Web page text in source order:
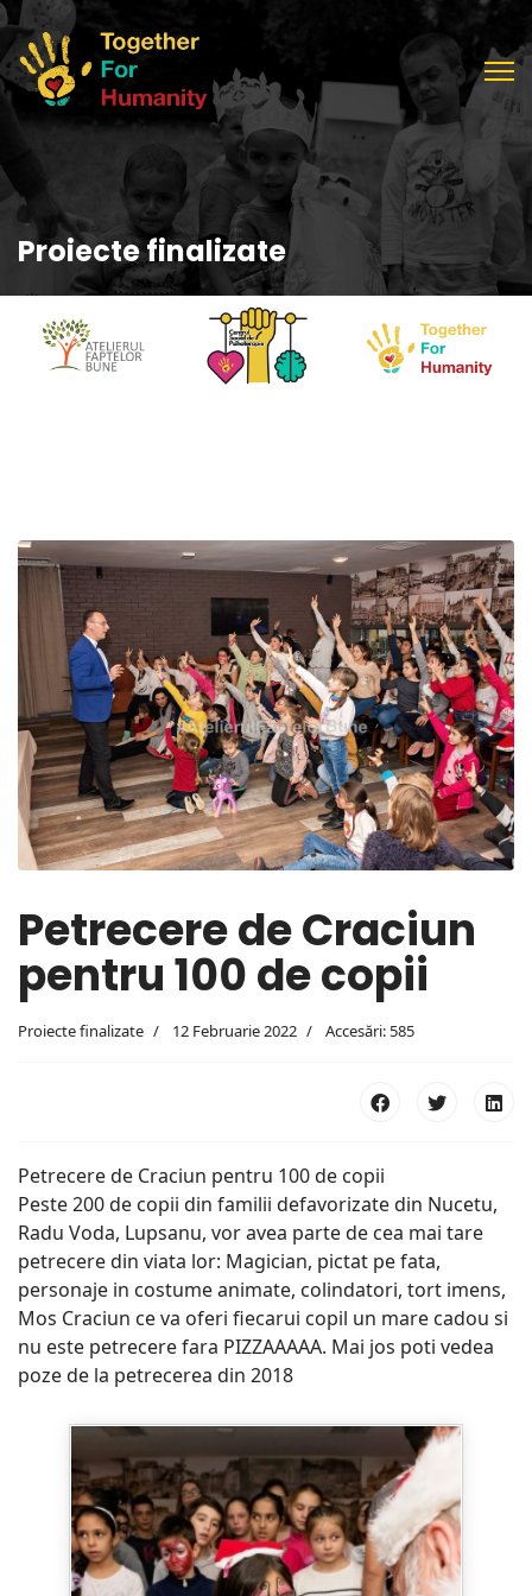
Proiecte finalizate
Petrecere de Craciun
pentru 100 de copii
Proiecte finalizate 12 Februarie 2022 Accesări: 585
Petrecere de Craciun pentru 100 de copii
Peste 200 de copii din familii defavorizate din Nucetu,
Radu Voda, Lupsanu, vor avea parte de cea mai tare
petrecere din viata lor: Magician, pictat pe fata,
personaje in costume animate, colindatori, tort imens,
Mos Craciun ce va oferi fiecarui copil un mare cadou si
nu este petrecere fara PIZZAAAAA. Mai jos poti vedea
poze de la petrecerea din 2018